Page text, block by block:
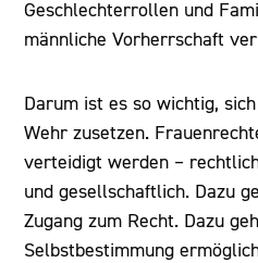
Geschlechterrollen und
männliche Vorherrschaft
Darum ist es so wichtig,
Wehr zusetzen.
verteidigt werden –
und gesellschaftlich. Dazu
Zugang zum Recht. Dazu
Selbstbestimmung